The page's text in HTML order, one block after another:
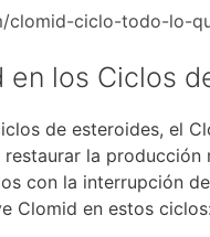
clomid-ciclo-todo-lo-
en los Ciclos
de esteroides, el
la
con la interrupción
Clomid en estos ciclos: